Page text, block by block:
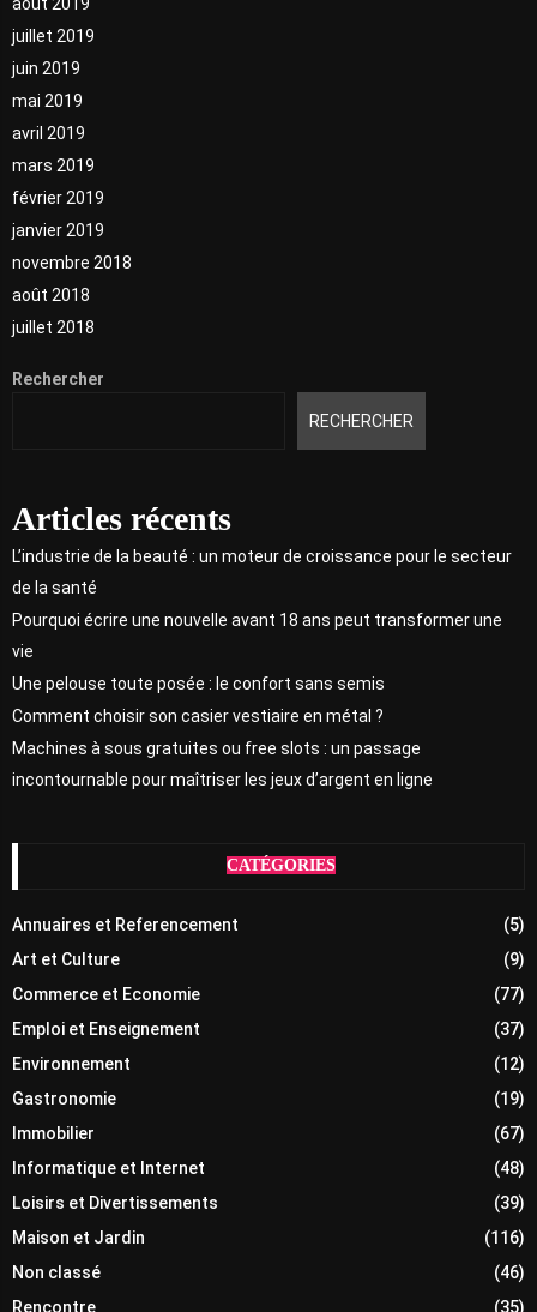
juillet 2019
juin 2019
mai 2019
avril 2019
mars 2019
février 2019
janvier 2019
novembre 2018
août 2018
juillet 2018
Rechercher
RECHERCHER
Articles récents
L’industrie de la beauté : un moteur de croissance pour le secteur
de la santé
Pourquoi écrire une nouvelle avant 18 ans peut transformer une
vie
Une pelouse toute posée : le confort sans semis
Comment choisir son casier vestiaire en métal ?
Machines à sous gratuites ou free slots : un passage
incontournable pour maîtriser les jeux d’argent en ligne
CATÉGORIES
Annuaires et Referencement
(5)
Art et Culture
(9)
Commerce et Economie
(77)
Emploi et Enseignement
(37)
Environnement
(12)
Gastronomie
(19)
Immobilier
(67)
Informatique et Internet
(48)
Loisirs et Divertissements
(39)
Maison et Jardin
(116)
Non classé
(46)
Rencontre
(35)